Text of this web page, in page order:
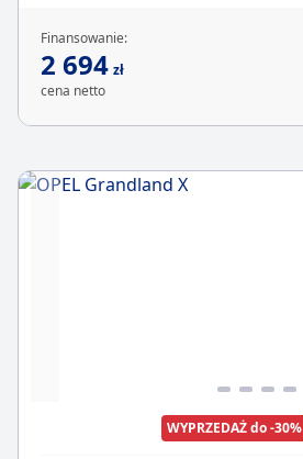
Finansowanie:
2 694 zł
cena netto
WYPRZEDAŻ do -30%